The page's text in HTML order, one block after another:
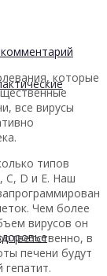
которые
все вирусы
типов
С, D и E. Наш
Чем более
вирусов он
в
печени будут
гепатит.